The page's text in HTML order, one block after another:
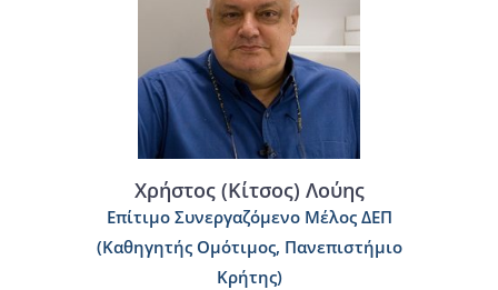
Χρήστος (Κίτσος) Λούης
Επίτιμο Συνεργαζόμενο Μέλος ΔΕΠ
(Καθηγητής Ομότιμος, Πανεπιστήμιο
Κρήτης)